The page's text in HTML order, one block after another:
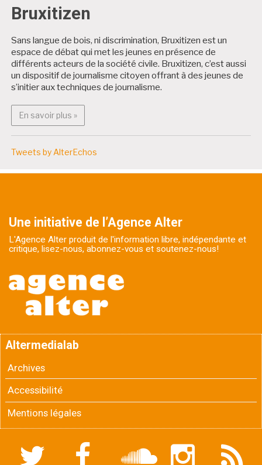
Bruxitizen
Sans langue de bois, ni discrimination, Bruxitizen est un
espace de débat qui met les jeunes en présence de
différents acteurs de la société civile. Bruxitizen, c’est aussi
un dispositif de journalisme citoyen offrant à des jeunes de
s’initier aux techniques de journalisme.
En savoir plus »En savoir plus : Bruxitizen
Tweets by AlterEchos
Une initiative de l’Agence Alter
L'Agence Alter produit de l'information libre, indépendante et
critique, lisez-nous, abonnez-vous et soutenez-nous!
Altermedialab
Archives
Accessibilité
Mentions légales
Facebook Soundcloud Instagram
RSS